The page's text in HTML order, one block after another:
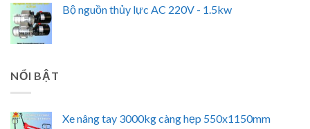
Bộ nguồn thủy lực AC 220V - 1.5kw
NỔI BẬT
Xe nâng tay 3000kg càng hẹp 550x1150mm